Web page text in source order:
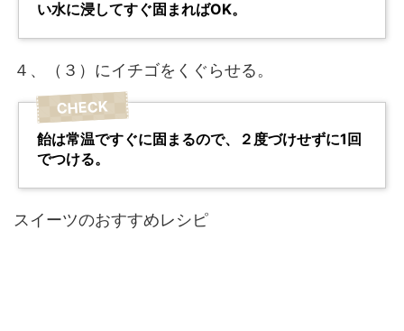
い水に浸してすぐ固まればOK。
４、（３）にイチゴをくぐらせる。
飴は常温ですぐに固まるので、２度づけせずに1回
でつける。
スイーツのおすすめレシピ